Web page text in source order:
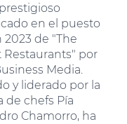
en el puesto
de "The
Restaurants" por
Media.
y liderado por la
de chefs Pía
Chamorro, ha